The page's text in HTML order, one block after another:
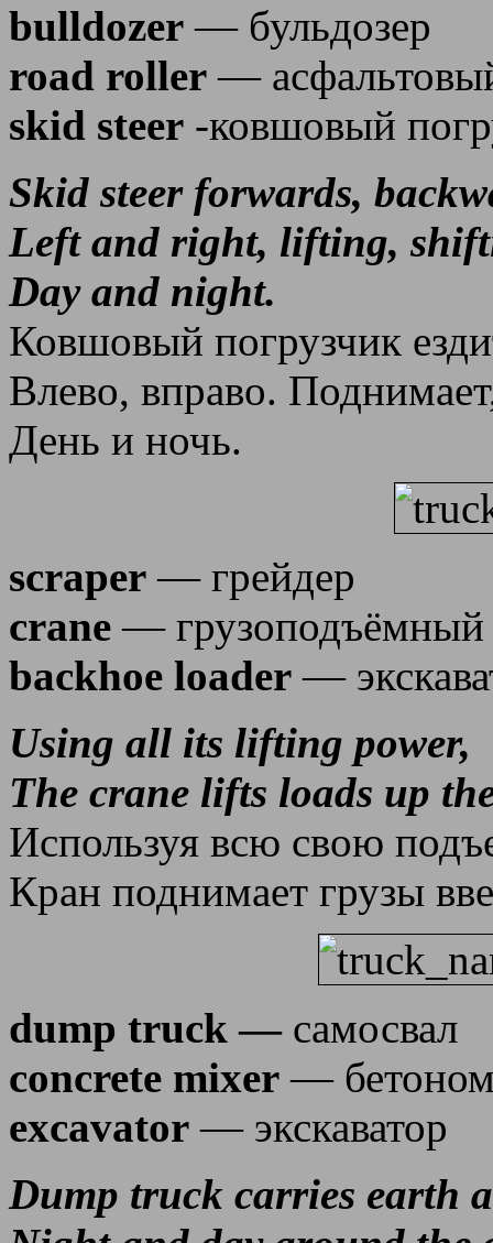
bulldozer — бульдозер
road roller —
skid steer -ковшовый
Skid steer forwards,
Left and right, lifting,
Day and night.
Ковшовый погрузчик
Влево, вправо.
День и ночь.
scraper — грейдер
crane — грузоподъёмный
backhoe loader —
Using all its lifting power,
The crane lifts loads up
Используя всю свою
Кран поднимает грузы
dump truck —самосвал
concrete mixer —
excavator — экскаватор
Dump truck carries earth